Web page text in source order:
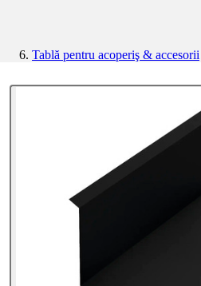
Tablă pentru acoperiş & accesorii